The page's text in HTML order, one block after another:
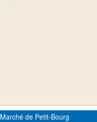
Marché de Petit-Bourg